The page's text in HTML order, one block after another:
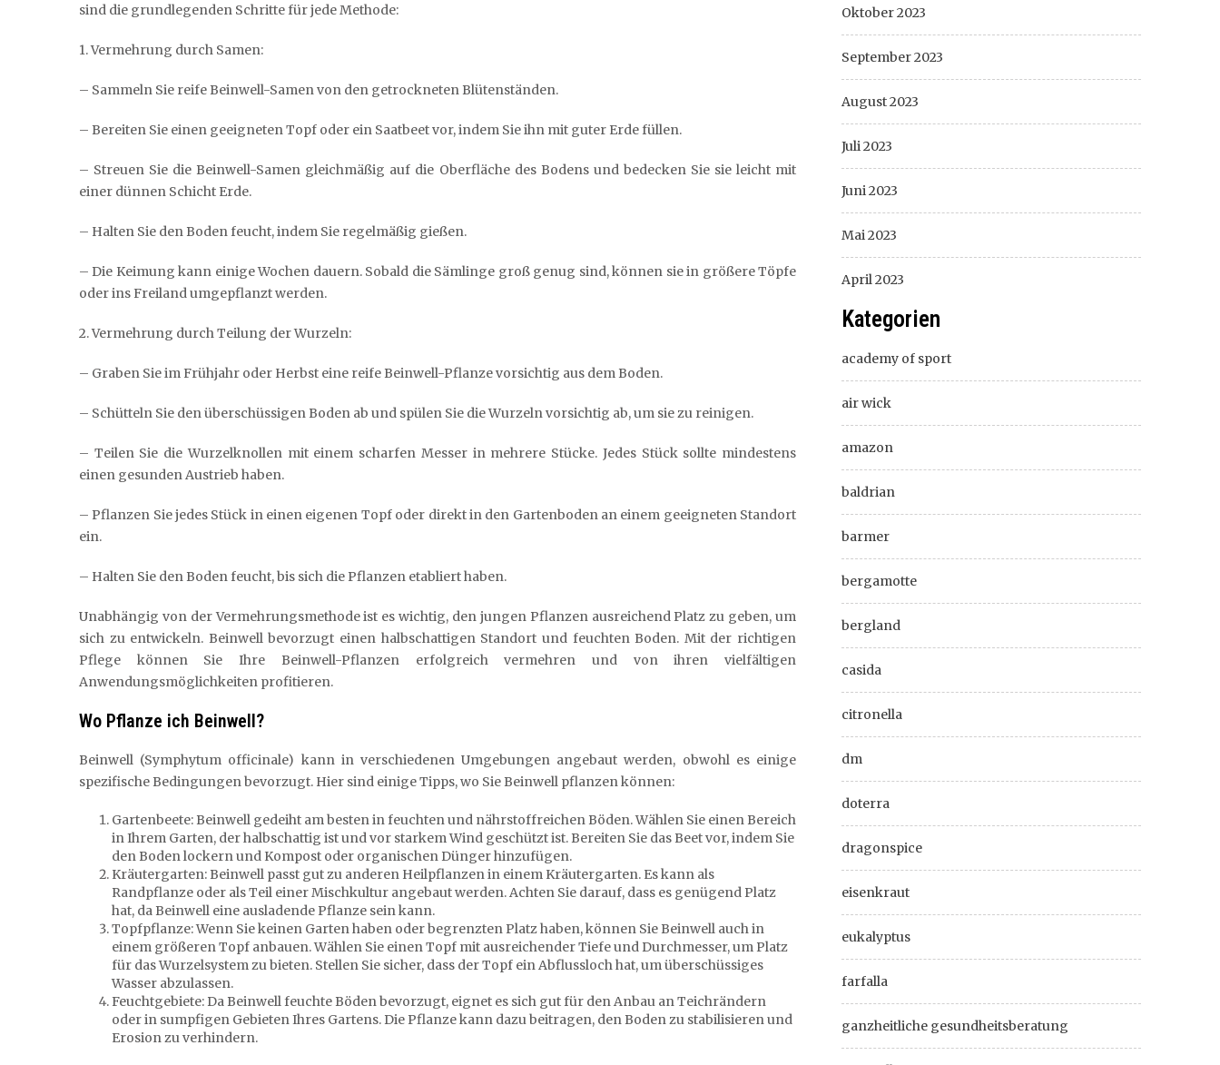
sind die grundlegenden Schritte für jede Methode:
1. Vermehrung durch Samen:
– Sammeln Sie reife Beinwell-Samen von den getrockneten Blütenständen.
– Bereiten Sie einen geeigneten Topf oder ein Saatbeet vor, indem Sie ihn mit guter Erde füllen.
– Streuen Sie die Beinwell-Samen gleichmäßig auf die Oberfläche des Bodens und bedecken Sie sie leicht mit
einer dünnen Schicht Erde.
– Halten Sie den Boden feucht, indem Sie regelmäßig gießen.
– Die Keimung kann einige Wochen dauern. Sobald die Sämlinge groß genug sind, können sie in größere Töpfe
oder ins Freiland umgepflanzt werden.
2. Vermehrung durch Teilung der Wurzeln:
– Graben Sie im Frühjahr oder Herbst eine reife Beinwell-Pflanze vorsichtig aus dem Boden.
– Schütteln Sie den überschüssigen Boden ab und spülen Sie die Wurzeln vorsichtig ab, um sie zu reinigen.
– Teilen Sie die Wurzelknollen mit einem scharfen Messer in mehrere Stücke. Jedes Stück sollte mindestens
einen gesunden Austrieb haben.
– Pflanzen Sie jedes Stück in einen eigenen Topf oder direkt in den Gartenboden an einem geeigneten Standort
ein.
– Halten Sie den Boden feucht, bis sich die Pflanzen etabliert haben.
Unabhängig von der Vermehrungsmethode ist es wichtig, den jungen Pflanzen ausreichend Platz zu geben, um
sich zu entwickeln. Beinwell bevorzugt einen halbschattigen Standort und feuchten Boden. Mit der richtigen
Pflege können Sie Ihre Beinwell-Pflanzen erfolgreich vermehren und von ihren vielfältigen
Anwendungsmöglichkeiten profitieren.
Wo Pflanze ich Beinwell?
Beinwell (Symphytum officinale) kann in verschiedenen Umgebungen angebaut werden, obwohl es einige
spezifische Bedingungen bevorzugt. Hier sind einige Tipps, wo Sie Beinwell pflanzen können:
Gartenbeete: Beinwell gedeiht am besten in feuchten und nährstoffreichen Böden. Wählen Sie einen Bereich
in Ihrem Garten, der halbschattig ist und vor starkem Wind geschützt ist. Bereiten Sie das Beet vor, indem Sie
den Boden lockern und Kompost oder organischen Dünger hinzufügen.
Kräutergarten: Beinwell passt gut zu anderen Heilpflanzen in einem Kräutergarten. Es kann als
Randpflanze oder als Teil einer Mischkultur angebaut werden. Achten Sie darauf, dass es genügend Platz
hat, da Beinwell eine ausladende Pflanze sein kann.
Topfpflanze: Wenn Sie keinen Garten haben oder begrenzten Platz haben, können Sie Beinwell auch in
einem größeren Topf anbauen. Wählen Sie einen Topf mit ausreichender Tiefe und Durchmesser, um Platz
für das Wurzelsystem zu bieten. Stellen Sie sicher, dass der Topf ein Abflussloch hat, um überschüssiges
Wasser abzulassen.
Feuchtgebiete: Da Beinwell feuchte Böden bevorzugt, eignet es sich gut für den Anbau an Teichrändern
oder in sumpfigen Gebieten Ihres Gartens. Die Pflanze kann dazu beitragen, den Boden zu stabilisieren und
Erosion zu verhindern.
Oktober 2023
September 2023
August 2023
Juli 2023
Juni 2023
Mai 2023
April 2023
Kategorien
academy of sport
air wick
amazon
baldrian
barmer
bergamotte
bergland
casida
citronella
dm
doterra
dragonspice
eisenkraut
eukalyptus
farfalla
ganzheitliche gesundheitsberatung